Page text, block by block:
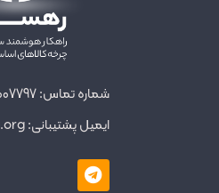
شماره تماس: 91007797 - 071
ایمیل پشتیبانی: info@rahsa.org